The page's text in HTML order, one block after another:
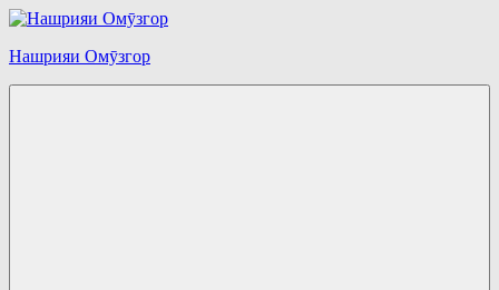
Перейти
содержимому
Нашрияи Омӯзгор